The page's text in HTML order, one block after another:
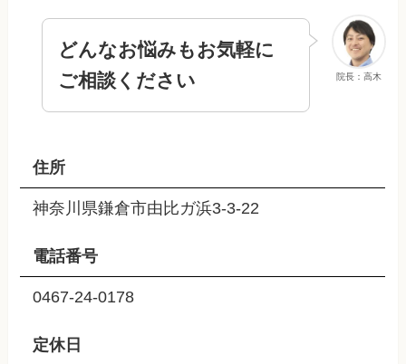
院長：高木
どんなお悩みもお気軽に
ご相談ください
住所
神奈川県鎌倉市由比ガ浜3-3-22
電話番号
0467-24-0178
定休日